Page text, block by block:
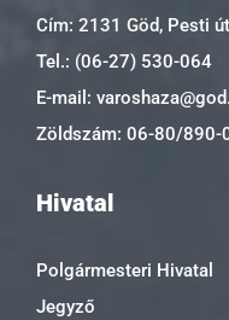
Cím: 2131 Göd, Pesti
Tel.: (06-27) 530-064
E-mail:
Zöldszám: 06-80/890-
Hivatal
Polgármesteri Hivatal
Jegyző